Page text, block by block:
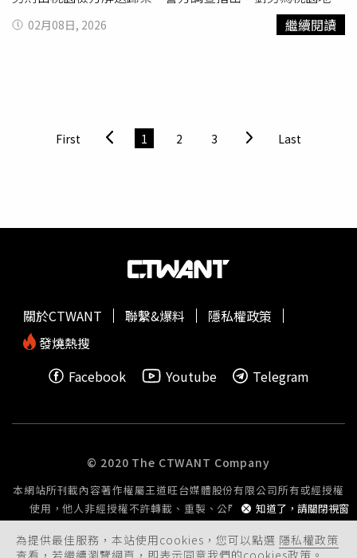
署發布的竊盜通緝犯，而朱男與丁男則在昨晚於新竹縣竹北
地區偷車後，駕著贓車一路北上，行經新北市樂華夜市時，
加速衝撞警方，現場情況危急。員警遂開3槍試圖制止，但
朱男仍一度逃逸。雙方在街頭展開激烈追逐，最終朱男在中
人隨即被依毒品、竊盜、妨害公務及公共危險等罪移送。
02月08日, 2026 繼續閱讀
First 1 2 3 Last
為提供最佳服務，本站使用cookies，您可以點選 隱私權政策
查看，若繼續瀏覽網頁，即表示同意我們的cookies政策。
知道了，請關閉視窗
關於CTWANT 聯繫&爆料
隱私權政策
發燒熱搜
Facebook
Youtube Telegram
© 2020 The CTWANT Company
本網站所刊載內容著作權屬王道旺台媒體股份有限公司所有或經授權
使用，他人非經授權不許轉載、重製、公開播送或公開傳輸。